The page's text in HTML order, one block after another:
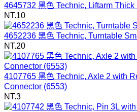
4645732 黑色 Technic, Liftarm Thick
NT.10
4652236 黑色 Technic, Turntable
NT.20
4107765 黑色 Technic, Axle 2 with
Connector (6553)
NT.3